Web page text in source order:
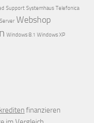
Support Systemhaus Telefonica
Webshop
Windows 8.1 Windows XP
finanzieren